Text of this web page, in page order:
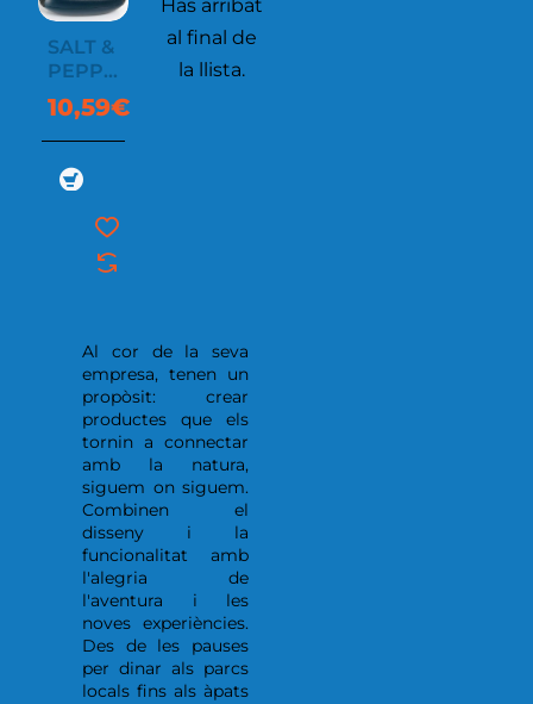
SALT &
PEPPER
PLUS
BIO
10,59€
Has arribat
al final de
la llista.
Al cor de la seva
empresa, tenen un
propòsit: crear
productes que els
tornin a connectar
amb la natura,
siguem on siguem.
Combinen el
disseny i la
funcionalitat amb
l'alegria de
l'aventura i les
noves experiències.
Des de les pauses
per dinar als parcs
locals fins als àpats